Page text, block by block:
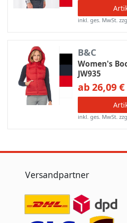
inkl. ges. MwSt.
B&C
Women's
JW935
ab 26,09 €
inkl. ges. MwSt.
Versandpartner